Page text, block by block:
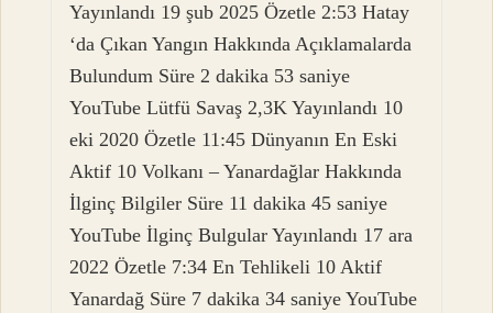
Yayınlandı 19 şub 2025 Özetle 2:53 Hatay
‘da Çıkan Yangın Hakkında Açıklamalarda
Bulundum Süre 2 dakika 53 saniye
YouTube Lütfü Savaş 2,3K Yayınlandı 10
eki 2020 Özetle 11:45 Dünyanın En Eski
Aktif 10 Volkanı – Yanardağlar Hakkında
İlginç Bilgiler Süre 11 dakika 45 saniye
YouTube İlginç Bulgular Yayınlandı 17 ara
2022 Özetle 7:34 En Tehlikeli 10 Aktif
Yanardağ Süre 7 dakika 34 saniye YouTube